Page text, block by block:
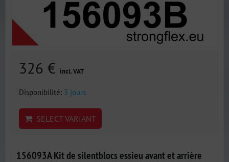
326 € incl. VAT
Disponibilité: 3 jours
SELECT VARIANT
156093A Kit de silentblocs essieu avant et arrière